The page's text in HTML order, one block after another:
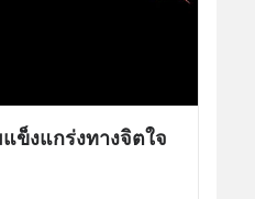
ข็งแกร่งทางจิตใจ